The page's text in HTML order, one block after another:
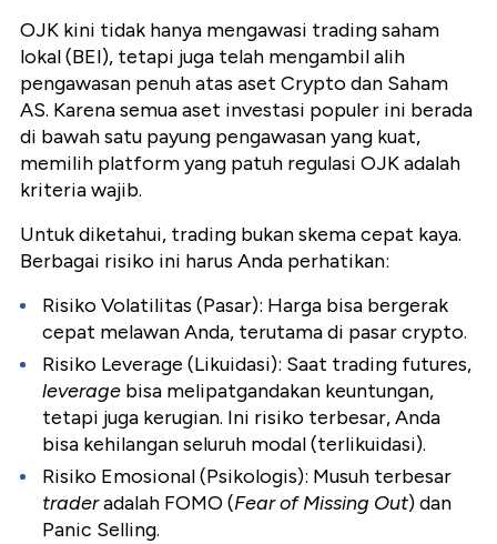
OJK kini tidak hanya mengawasi trading saham
lokal (BEI), tetapi juga telah mengambil alih
pengawasan penuh atas aset Crypto dan Saham
AS. Karena semua aset investasi populer ini berada
di bawah satu payung pengawasan yang kuat,
memilih platform yang patuh regulasi OJK adalah
kriteria wajib.
Untuk diketahui, trading bukan skema cepat kaya.
Berbagai risiko ini harus Anda perhatikan:
Risiko Volatilitas (Pasar): Harga bisa bergerak
cepat melawan Anda, terutama di pasar crypto.
Risiko Leverage (Likuidasi): Saat trading futures,
leverage bisa melipatgandakan keuntungan,
tetapi juga kerugian. Ini risiko terbesar, Anda
bisa kehilangan seluruh modal (terlikuidasi).
Risiko Emosional (Psikologis): Musuh terbesar
traderadalah FOMO (Fear of Missing Out) dan
Panic Selling.